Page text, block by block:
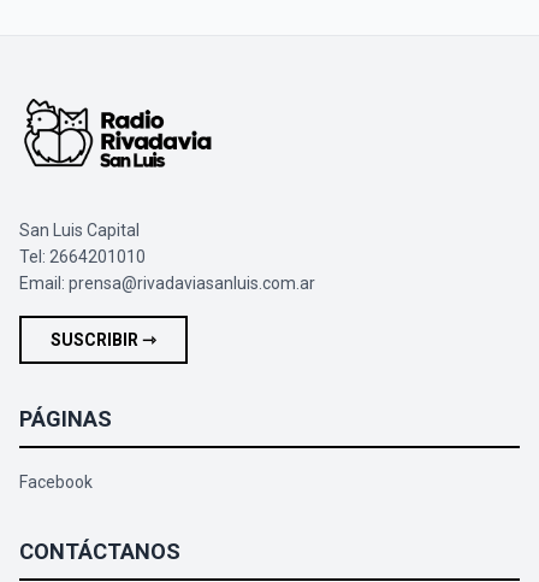
San Luis Capital
Tel: 2664201010
Email: prensa@rivadaviasanluis.com.ar
SUSCRIBIR ⇾
PÁGINAS
Facebook
CONTÁCTANOS